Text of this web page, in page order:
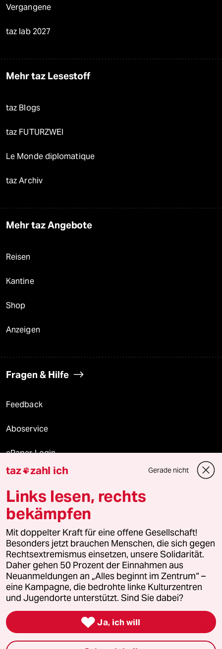
Vergangene
taz lab 2027
Mehr taz Lesestoff
taz Blogs
taz FUTURZWEI
Le Monde diplomatique
taz Archiv
Mehr taz Angebote
Reisen
Kantine
Shop
Anzeigen
Fragen & Hilfe
Feedback
Aboservice
ePaper Login
Downloads für Abonnierende
© 2026 taz Verlags und Vertriebs GmbH
Alle Rechte vorbehalten. Bei rechtlichen Fragen oder für Genehmigungen
wenden Sie sich bitte an
lizenzen@taz.de
Feedback Redaktionsstatut Kommune-Richtlinien
Leitlinie Informant Datenschutz Impressum AGB
Seitenwende Einwilligungen widerrufen (Ads)
taz zahl ich Gerade nicht
Links lesen, rechts
bekämpfen
Mit doppelter Kraft für eine offene Gesellschaft!
Besonders jetzt brauchen Menschen, die sich gegen
Rechtsextremismus einsetzen, unsere Solidarität.
Daher gehen 50 Prozent der Einnahmen aus
Neuanmeldungen an „Alles beginnt im Zentrum“ –
eine Kampagne, die bedrohte linke Kulturzentren
und Jugendorte unterstützt. Sind Sie dabei?
 Ja, ich will